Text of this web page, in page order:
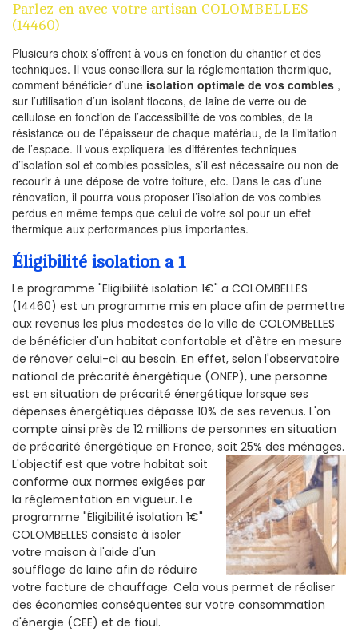
Parlez-en avec votre artisan COLOMBELLES
(14460)
Plusieurs choix s’offrent à vous en fonction du chantier et des
techniques. Il vous conseillera sur la réglementation thermique,
comment bénéficier d’une isolation optimale de vos combles ,
sur l’utilisation d’un isolant flocons, de laine de verre ou de
cellulose en fonction de l’accessibilité de vos combles, de la
résistance ou de l’épaisseur de chaque matériau, de la limitation
de l’espace. Il vous expliquera les différentes techniques
d’isolation sol et combles possibles, s’il est nécessaire ou non de
recourir à une dépose de votre toiture, etc. Dans le cas d’une
rénovation, il pourra vous proposer l’isolation de vos combles
perdus en même temps que celui de votre sol pour un effet
thermique aux performances plus importantes.
Éligibilité isolation a 1
Le programme "Eligibilité isolation 1€" a COLOMBELLES
(14460) est un programme mis en place afin de permettre
aux revenus les plus modestes de la ville de COLOMBELLES
de bénéficier d'un habitat confortable et d'être en mesure
de rénover celui-ci au besoin. En effet, selon l'observatoire
national de précarité énergétique (ONEP), une personne
est en situation de précarité énergétique lorsque ses
dépenses énergétiques dépasse 10% de ses revenus. L'on
compte ainsi près de 12 millions de personnes en situation
de précarité énergétique en France, soit 25% des ménages.
L'objectif est que votre habitat soit
conforme aux normes exigées par
la réglementation en vigueur. Le
programme "Éligibilité isolation 1€"
COLOMBELLES consiste à isoler
votre maison à l'aide d'un
soufflage de laine afin de réduire
votre facture de chauffage. Cela vous permet de réaliser
des économies conséquentes sur votre consommation
d'énergie (CEE) et de fioul.